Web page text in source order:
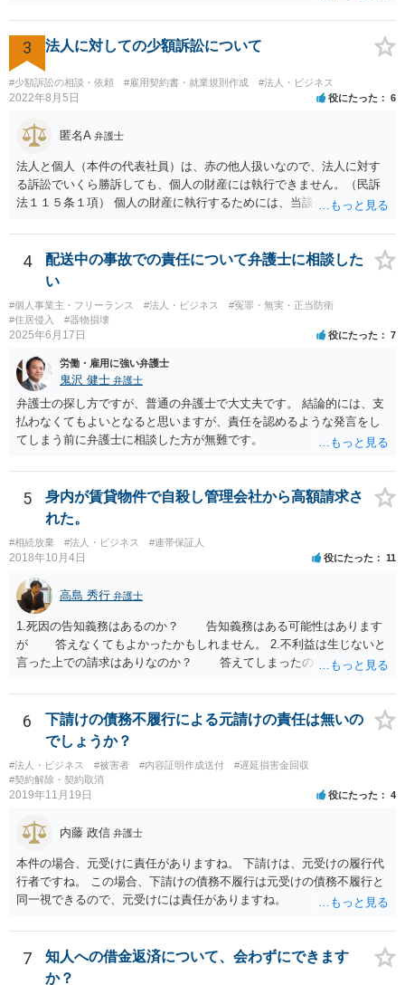
め，安易に請求ができると考えるのは危険かと思われます。 なお，仮
に全額の請求が不可能となっても，これまでに生じた費用や打合せ相
当分の報酬の範囲であれば，中途終了時の委任事務への報酬請求や不
当利得返還請求として，支払いを求められる可能性はあるかと思われ
えない場合，基本的には代理人を介した交渉や，法的手続きを取るこ
確実に認められる事案ではないと思われるため，法的手続きまでは行
わず，協議によって適切な範囲での支払いに関する合意を目指す方が
良いかと思われます。 【③について】 事実か否かにかかわらず，相手
は，発信者自身の情報の開示を受けた上で，発進した当人に対する損
害賠償請求等を行うことも可能です。
3 法人に対しての少額訴訟について
#少額訴訟の相談・依頼 #雇用契約書・就業規則作成 #法人・ビジネス
2022年8月5日 役にたった 6
匿名A 弁護士
法人と個人（本件の代表社員）は、赤の他人扱いなので、法人に対す
る訴訟でいくら勝訴しても、個人の財産には執行できません。（民訴
法１１５条１項） 個人の財産に執行するためには、当該個人に対して
ります。貴殿が被告になった場合は、「彼氏」の干渉を受けずに応訴
することができます。「彼女」氏は、故意又は重過失を立証する必要
があります。 なお、仮に会社法４２９条の責任が認められ敗訴した場
３０条）。「彼女」氏は、５０万円の範囲内でどちらにいくら請求し
てもよく、支払った人はその半額をもう一人の代表社員に請求（求
4
配送中の事故での責任について弁護士に相談した
い
#個人事業主・フリーランス #法人・ビジネス
#冤罪・無実・正当防衛
#住居侵入
#器物損壊
2025年6月17日 役にたった 7
労働・雇用に強い弁護士
鬼沢 健士 弁護士
弁護士の探し方ですが、普通の弁護士で大丈夫です。 結論的には、支
払わなくてもよいとなると思いますが、責任を認めるような発言をし
てしまう前に弁護士に相談した方が無難です。
5
身内が賃貸物件で自殺し管理会社から高額請求さ
れた。
#相続放棄 #法人・ビジネス #連帯保証人
2018年10月4日 役にたった 11
高島 秀行 弁護士
1.死因の告知義務はあるのか？ 告知義務はある可能性はあります
が 答えなくてもよかったかもしれません。 2.不利益は生じないと
言った上での請求はありなのか？ 答えてしまったので請求されて
明できれば 信義則違反という主張をすることができる可能性があ
ります。 3.請求額は妥当なのか？ 自殺した場合、約２年分の賃料
が損害となるというのが判例です。
6
下請けの債務不履行による元請けの責任は無いの
でしょうか？
#法人・ビジネス #被害者 #内容証明作成送付
#遅延損害金回収
#契約解除・契約取消
2019年11月19日 役にたった 4
内藤 政信 弁護士
本件の場合、元受けに責任がありますね。 下請けは、元受けの履行代
行者ですね。 この場合、下請けの債務不履行は元受けの債務不履行と
同一視できるので、元受けには責任がありますね。
7
知人への借金返済について、会わずにできます
か？